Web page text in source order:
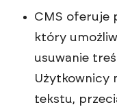
CMS oferuje
który
usuwanie
Użytkownicy
tekstu,